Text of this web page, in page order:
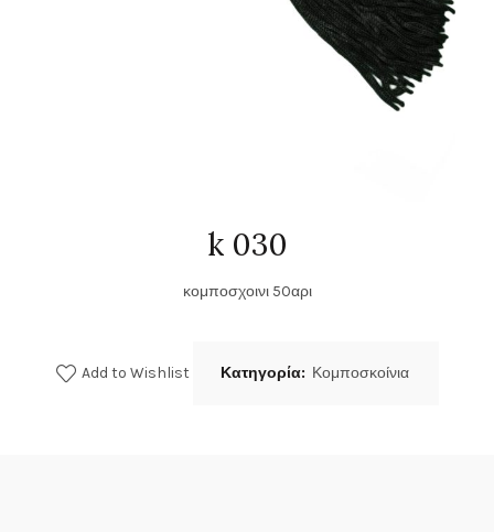
k 030
κομποσχοινι 50αρι
Add to Wishlist Κατηγορία: Κομποσκοίνια